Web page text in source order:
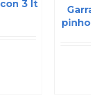
3 lt